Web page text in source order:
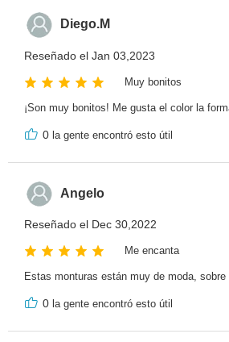
Diego.M
Reseñado el Jan 03,2023
Muy bonitos
¡Son muy bonitos! Me gusta el color la
0 la gente encontró esto útil
Angelo
Reseñado el Dec 30,2022
Me encanta
Estas monturas están muy de moda,
0 la gente encontró esto útil